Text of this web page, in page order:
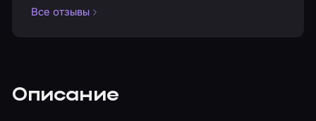
Все отзывы
Описание